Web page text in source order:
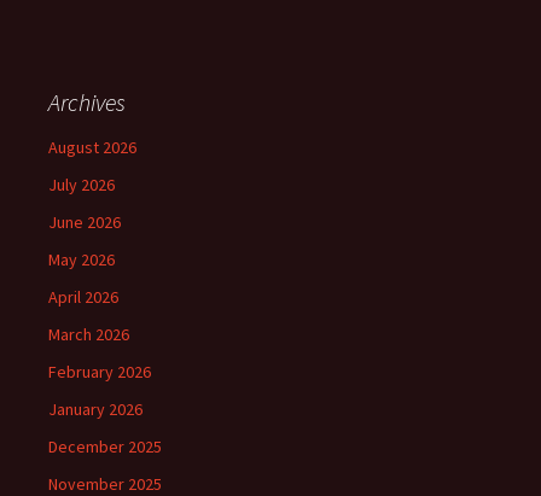
Archives
August 2026
July 2026
June 2026
May 2026
April 2026
March 2026
February 2026
January 2026
December 2025
November 2025